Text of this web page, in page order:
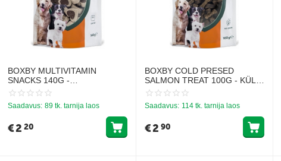
BOXBY MULTIVITAMIN
SNACKS 140G -
MULTIVITAMIINID
KUTSIKATELE JA
TÄISKASVANUD KOERTELE
Saadavus: 89 tk. tarnija laos
€2 20
BOXBY COLD PRESED
SALMON TREAT 100G - KÜLM
PRESSIMISE MAIUS LÕHEGA
Saadavus: 114 tk. tarnija laos
€2 90